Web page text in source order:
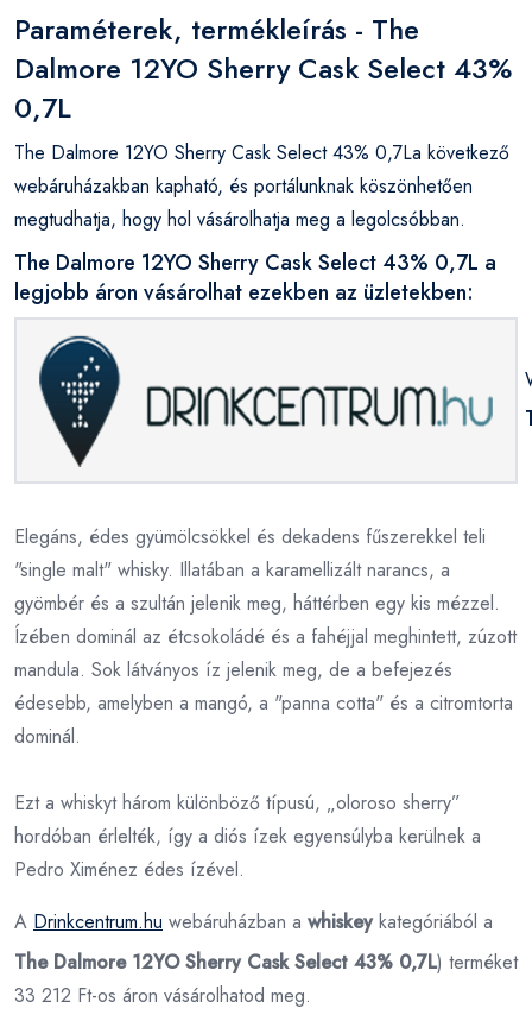
Paraméterek, termékleírás - The
Dalmore 12YO Sherry Cask Select 43%
0,7L
The Dalmore 12YO Sherry Cask Select 43% 0,7La következő
webáruházakban kapható, és portálunknak köszönhetően
megtudhatja, hogy hol vásárolhatja meg a legolcsóbban.
The Dalmore 12YO Sherry Cask Select 43% 0,7L a
legjobb áron vásárolhat ezekben az üzletekben:
Elegáns, édes gyümölcsökkel és dekadens fűszerekkel teli
"single malt" whisky. Illatában a karamellizált narancs, a
gyömbér és a szultán jelenik meg, háttérben egy kis mézzel.
Ízében dominál az étcsokoládé és a fahéjjal meghintett, zúzott
mandula. Sok látványos íz jelenik meg, de a befejezés
édesebb, amelyben a mangó, a "panna cotta" és a citromtorta
dominál.
Ezt a whiskyt három különböző típusú, „oloroso sherry”
hordóban érlelték, így a diós ízek egyensúlyba kerülnek a
Pedro Ximénez édes ízével.
A Drinkcentrum.hu webáruházban a whiskeykategóriából a
The Dalmore 12YO Sherry Cask Select 43% 0,7L) terméket
33 212 Ft-os áron vásárolhatod meg.